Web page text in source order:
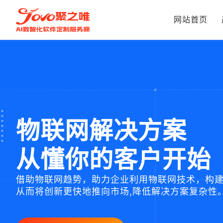
网站首页
物联网解决方案
从懂你的客户开始
借助物联网趋势，助力企业利用物联网技术，构
从而将创新更快地推向市场,降低解决方案复杂性